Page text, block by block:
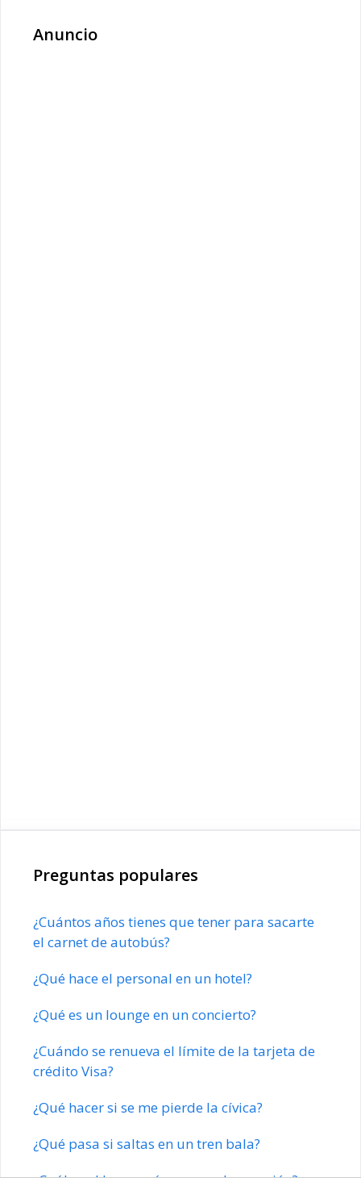
Anuncio
Preguntas populares
¿Cuántos años tienes que tener para sacarte
el carnet de autobús?
¿Qué hace el personal en un hotel?
¿Qué es un lounge en un concierto?
¿Cuándo se renueva el límite de la tarjeta de
crédito Visa?
¿Qué hacer si se me pierde la cívica?
¿Qué pasa si saltas en un tren bala?
¿Cuál es el lugar más seguro de un avión?